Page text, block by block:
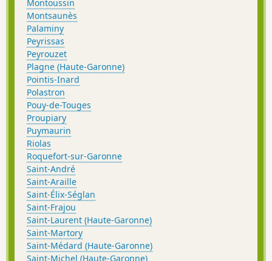
Montoussin
Montsaunès
Palaminy
Peyrissas
Peyrouzet
Plagne (Haute-Garonne)
Pointis-Inard
Polastron
Pouy-de-Touges
Proupiary
Puymaurin
Riolas
Roquefort-sur-Garonne
Saint-André
Saint-Araille
Saint-Élix-Séglan
Saint-Frajou
Saint-Laurent (Haute-Garonne)
Saint-Martory
Saint-Médard (Haute-Garonne)
Saint-Michel (Haute-Garonne)